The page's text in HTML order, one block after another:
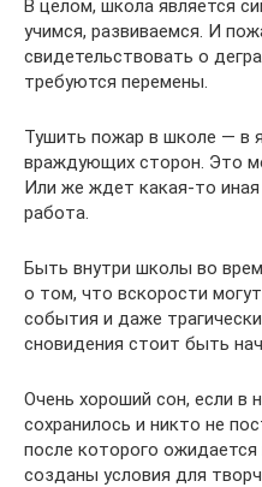
В целом, школа является
учимся, развиваемся. И
свидетельствовать о
требуются перемены.
Тушить пожар в школе — в
враждующих сторон. Это
Или же ждет какая-то
работа.
Быть внутри школы во
о том, что вскорости
события и даже
сновидения стоит быть
Очень хороший сон, если в
сохранилось и никто не
после которого ожидается
созданы условия для